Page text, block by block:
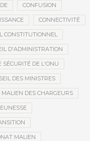
CONFUSION
CONNECTIVITÉ
CONSTITUTIONNEL
D'ADMINISTRATION
SÉCURITÉ DE L'ONU
DES MINISTRES
MALIEN DES CHARGEURS
MALIEN